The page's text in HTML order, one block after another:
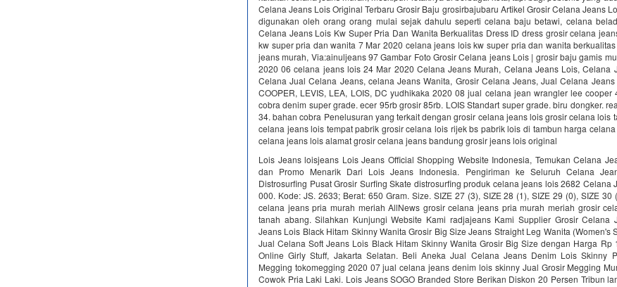
Celana Jeans Lois Original Terbaru Grosir Baju grosirbajubaru Artikel Grosir Celana Jeans
digunakan oleh orang orang mulai sejak dahulu seperti celana baju betawi, celana
Celana Jeans Lois Kw Super Pria Dan Wanita Berkualitas Dress ID dress grosir celana
kw super pria dan wanita 7 Mar 2020 celana jeans lois kw super pria dan wanita
jeans murah, Via:ainuljeans 97 Gambar Foto Grosir Celana jeans Lois | grosir baju gamis
2020 06 celana jeans lois 24 Mar 2020 Celana Jeans Murah, Celana Jeans Lois, Celana
Celana Jual Celana Jeans, celana Jeans Wanita, Grosir Celana Jeans, Jual Celana Jeans
COOPER, LEVIS, LEA, LOIS, DC yudhikaka 2020 08 jual celana jean wrangler lee cooper
cobra denim super grade. ecer 95rb grosir 85rb. LOIS Standart super grade. biru dongker.
34. bahan cobra Penelusuran yang terkait dengan grosir celana jeans lois grosir celana lois
celana jeans lois tempat pabrik grosir celana lois rijek bs pabrik lois di tambun harga
celana jeans lois alamat grosir celana jeans bandung grosir jeans lois original
Lois Jeans loisjeans Lois Jeans Official Shopping Website Indonesia, Temukan Celana
dan Promo Menarik Dari Lois Jeans Indonesia. Pengiriman ke Seluruh Celana
Distrosurfing Pusat Grosir Surfing Skate distrosurfing produk celana jeans lois 2682 Celana
000. Kode: JS. 2633; Berat: 650 Gram. Size. SIZE 27 (3), SIZE 28 (1), SIZE 29 (0), SIZE 30
celana jeans pria murah meriah AllNews grosir celana jeans pria murah meriah grosir
tanah abang. Silahkan Kunjungi Website Kami radjajeans Kami Supplier Grosir Celana
Jeans Lois Black Hitam Skinny Wanita Grosir Big Size Jeans Straight Leg Wanita (Women's
Jual Celana Soft Jeans Lois Black Hitam Skinny Wanita Grosir Big Size dengan Harga Rp
Online Girly Stuff, Jakarta Selatan. Beli Aneka Jual Celana Jeans Denim Lois Skinny
Megging tokomegging 2020 07 jual celana jeans denim lois skinny Jual Grosir Megging
Cowok Pria Laki Laki. Lois Jeans SOGO Branded Store Berikan Diskon 20 Persen Tribun